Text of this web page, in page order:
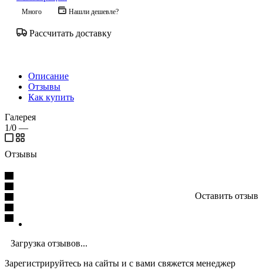
Много Нашли дешевле?
Рассчитать доставку
Описание
Отзывы
Как купить
Галерея
1/0 —
Отзывы
Оставить отзыв
Загрузка отзывов...
Зарегистрируйтесь на сайты и с вами свяжется менеджер